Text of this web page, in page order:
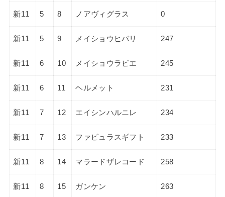
新11 5 8 ノアヴィグラス 0
新11 5 9 メイショウヒバリ 247
新11 6 10 メイショウラビエ 245
新11 6 11 ヘルメット 231
新11 7 12 エイシンハルニレ 234
新11 7 13 ファビュラスギフト 233
新11 8 14 マラードザレコード 258
新11 8 15 ガンケン 263